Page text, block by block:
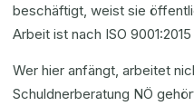
beschäftigt, weist sie
Arbeit ist nach ISO
Wer hier anfängt, arbeitet
Schuldnerberatung NÖ